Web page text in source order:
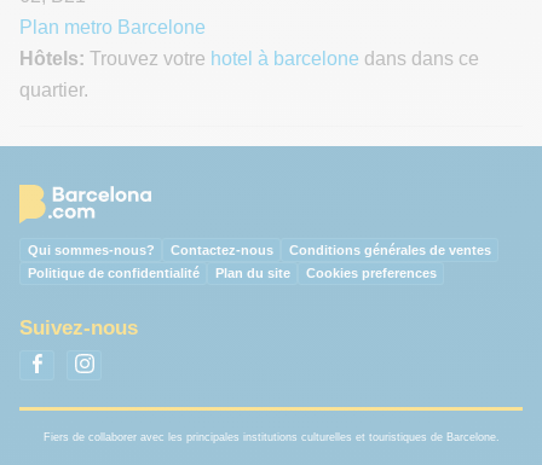
Plan metro Barcelone
Hôtels: Trouvez votre hotel à barcelone dans dans ce
quartier.
Qui sommes-nous? Contactez-nous
Conditions générales de ventes
Politique de confidentialité
Plan du site Cookies preferences
Suivez-nous
Fiers de collaborer avec les principales institutions culturelles et touristiques de Barcelone.